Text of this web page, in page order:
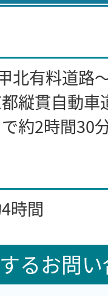
北有料道路
縦貫自動
約2時間30
時間
るお問